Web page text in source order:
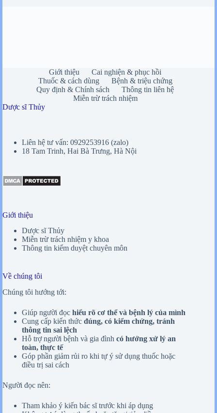
Giới thiệu
Cai nghiện & phục hồi
Thuốc & cách dùng
Bệnh & triệu chứng
Quy định & Chính sách
Thông tin liên hệ
Miễn trừ trách nhiệm
Dược sĩ Thủy
Liên hệ tư vấn: 0929253916 (zalo)
18 Tam Trinh, Hai Bà Trưng, Hà Nội
Giới thiệu
Dược sĩ Thủy
Miễn trừ trách nhiệm y khoa
Thông tin kiểm duyệt chuyên môn
Về chúng tôi
Chúng tôi hướng tới:
Giúp người đọc hiểu rõ cơ thể và bệnh lý của mình
Cung cấp kiến thức đúng, có kiểm chứng, tránh
thông tin sai lệch
Hỗ trợ người bệnh và gia đình có hướng xử lý an
toàn, thực tế
Góp phần giảm rủi ro khi tự ý sử dụng thuốc hoặc
điều trị sai cách
Người đọc nên:
Tham khảo ý kiến bác sĩ trước khi áp dụng